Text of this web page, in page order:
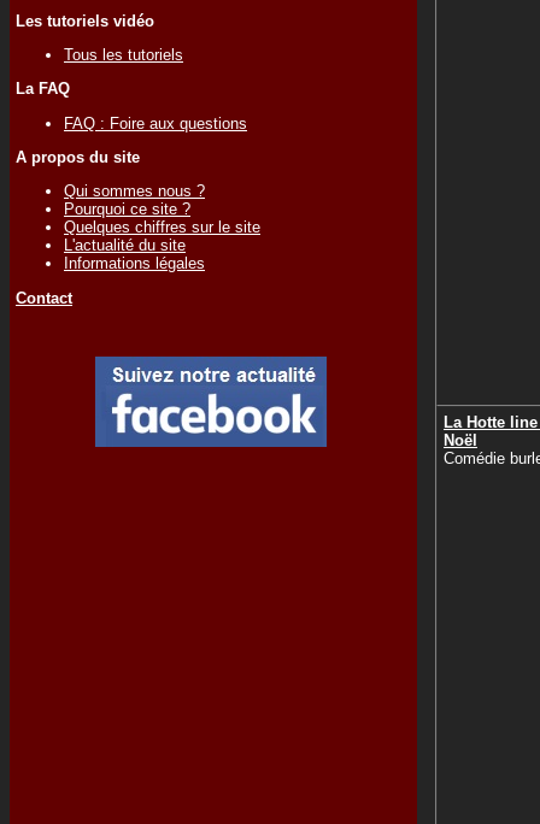
Les tutoriels vidéo
Tous les tutoriels
La FAQ
FAQ : Foire aux questions
A propos du site
Qui sommes nous ?
Pourquoi ce site ?
Quelques chiffres sur le site
L'actualité du site
Informations légales
Contact
La Hotte
Noël
Comédie